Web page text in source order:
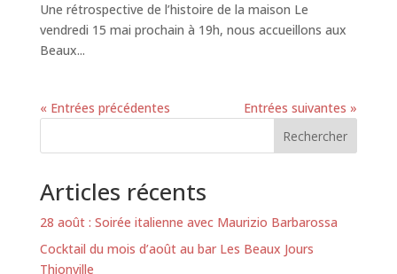
Une rétrospective de l’histoire de la maison Le
vendredi 15 mai prochain à 19h, nous accueillons aux
Beaux...
« Entrées précédentes
Entrées suivantes »
Rechercher
Articles récents
28 août : Soirée italienne avec Maurizio Barbarossa
Cocktail du mois d’août au bar Les Beaux Jours
Thionville